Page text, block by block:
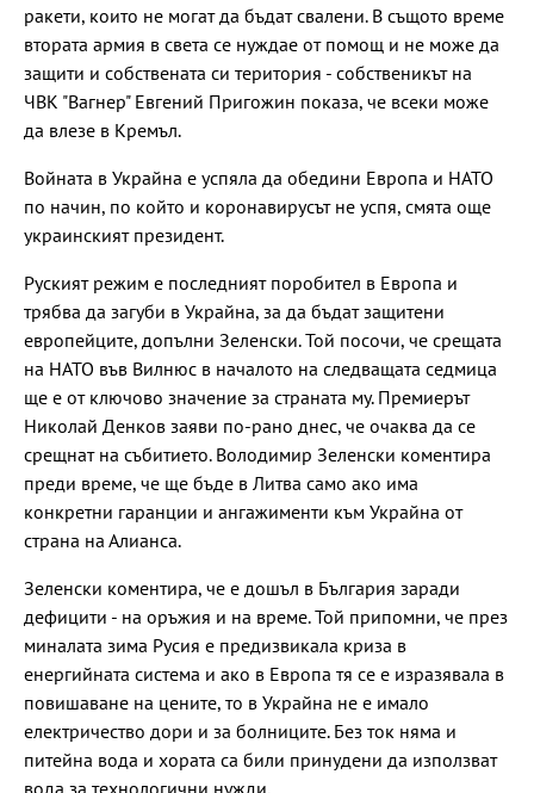
ракети, които не могат да бъдат свалени. В същото време
втората армия в света се нуждае от помощ и не може да
защити и собствената си територия - собственикът на
ЧВК "Вагнер" Евгений Пригожин показа, че всеки може
да влезе в Кремъл.
Войната в Украйна е успяла да обедини Европа и НАТО
по начин, по който и коронавирусът не успя, смята още
украинският президент.
Руският режим е последният поробител в Европа и
трябва да загуби в Украйна, за да бъдат защитени
европейците, допълни Зеленски. Той посочи, че срещата
на НАТО във Вилнюс в началото на следващата седмица
ще е от ключово значение за страната му. Премиерът
Николай Денков заяви по-рано днес, че очаква да се
срещнат на събитието. Володимир Зеленски коментира
преди време, че ще бъде в Литва само ако има
конкретни гаранции и ангажименти към Украйна от
страна на Алианса.
Зеленски коментира, че е дошъл в България заради
дефицити - на оръжия и на време. Той припомни, че през
миналата зима Русия е предизвикала криза в
енергийната система и ако в Европа тя се е изразявала в
повишаване на цените, то в Украйна не е имало
електричество дори и за болниците. Без ток няма и
питейна вода и хората са били принудени да използват
вода за технологични нужди.